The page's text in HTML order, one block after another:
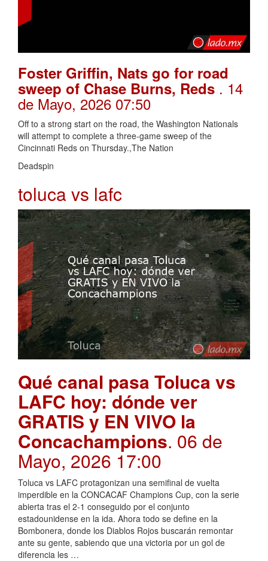
Foster Griffin, Nats go for road
sweep of Chase Burns, Reds . 14
de Mayo, 2026 07:50
Off to a strong start on the road, the Washington Nationals
will attempt to complete a three-game sweep of the
Cincinnati Reds on Thursday.,The Nation
Deadspin
toluca vs lafc
Qué canal pasa Toluca vs
LAFC hoy: dónde ver
GRATIS y EN VIVO la
Concachampions. 06 de
Mayo, 2026 17:00
Toluca vs LAFC protagonizan una semifinal de vuelta
imperdible en la CONCACAF Champions Cup, con la serie
abierta tras el 2-1 conseguido por el conjunto
estadounidense en la ida. Ahora todo se define en la
Bombonera, donde los Diablos Rojos buscarán remontar
ante su gente, sabiendo que una victoria por un gol de
diferencia les …